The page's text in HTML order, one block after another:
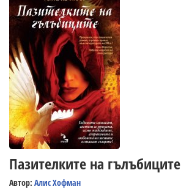
Пазителките на гълъбиците
Автор: Алис Хофман